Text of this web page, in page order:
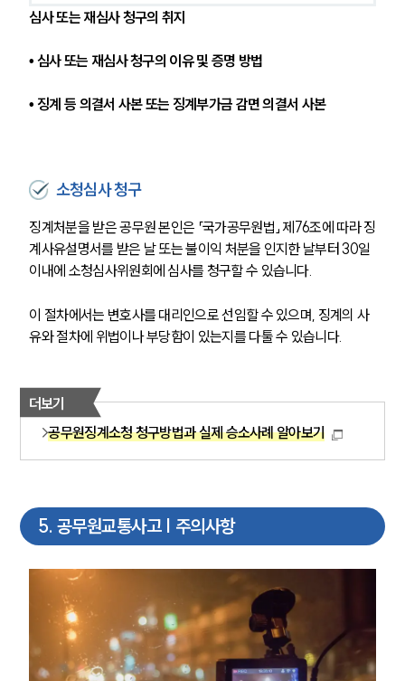
팀소개
오시는 길
글로벌 파트너 로펌
AI대륜
업무사례
주요 업무사례
사례분석/최신동향
법률정보
법률지식인
고객후기
심사 또는 재심사 청구의 취지
• 심사 또는 재심사 청구의 이유 및 증명 방법
• 징계 등 의결서 사본 또는 징계부가금 감면 의결서 사본
소청심사 청구
징계처분을 받은 공무원 본인은 「국가공무원법」 제76조에 따라 징
계사유설명서를 받은 날 또는 불이익 처분을 인지한 날부터 30일
이내에 소청심사위원회에 심사를 청구할 수 있습니다.
이 절차에서는 변호사를 대리인으로 선임할 수 있으며, 징계의 사
유와 절차에 위법이나 부당함이 있는지를 다툴 수 있습니다.
더보기
공무원징계소청 청구방법과 실제 승소사례 알아보기
5. 공무원교통사고 | 주의사항